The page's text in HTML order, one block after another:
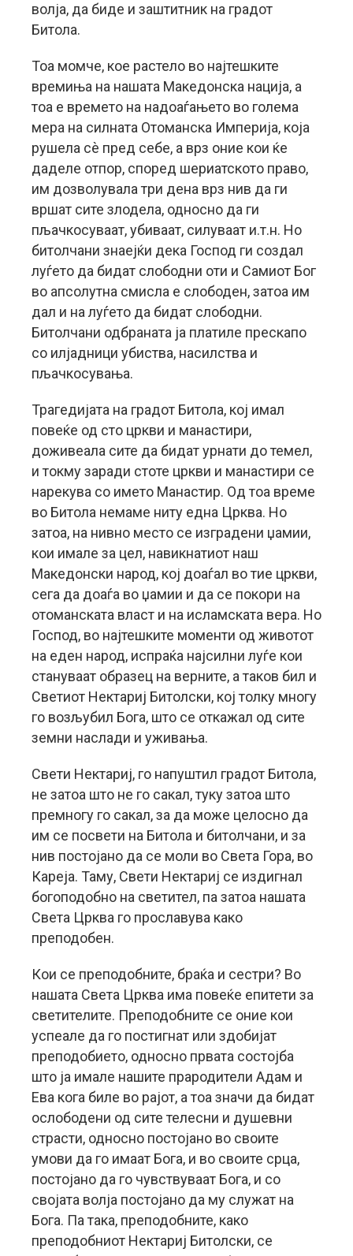
волја, да биде и заштитник на градот
Битола.
Тоа момче, кое растело во најтешките
времиња на нашата Македонска нација, а
тоа е времето на надоаѓањето во голема
мера на силната Отоманска Империја, која
рушела сѐ пред себе, а врз оние кои ќе
даделе отпор, според шериатското право,
им дозволувала три дена врз нив да ги
вршат сите злодела, односно да ги
пљачкосуваат, убиваат, силуваат и.т.н. Но
битолчани знаејќи дека Господ ги создал
луѓето да бидат слободни оти и Самиот Бог
во апсолутна смисла е слободен, затоа им
дал и на луѓето да бидат слободни.
Битолчани одбраната ја платиле прескапо
со илјадници убиства, насилства и
пљачкосувања.
Трагедијата на градот Битола, кој имал
повеќе од сто цркви и манастири,
доживеала сите да бидат урнати до темел,
и токму заради стоте цркви и манастири се
нарекува со името Манастир. Од тоа време
во Битола немаме ниту една Црква. Но
затоа, на нивно место се изградени џамии,
кои имале за цел, навикнатиот наш
Македонски народ, кој доаѓал во тие цркви,
сега да доаѓа во џамии и да се покори на
отоманската власт и на исламската вера. Но
Господ, во најтешките моменти од животот
на еден народ, испраќа најсилни луѓе кои
стануваат образец на верните, а таков бил и
Светиот Нектариј Битолски, кој толку многу
го возљубил Бога, што се откажал од сите
земни наслади и уживања.
Свети Нектариј, го напуштил градот Битола,
не затоа што не го сакал, туку затоа што
премногу го сакал, за да може целосно да
им се посвети на Битола и битолчани, и за
нив постојано да се моли во Света Гора, во
Кареја. Таму, Свети Нектариј се издигнал
богоподобно на светител, па затоа нашата
Света Црква го прославува како
преподобен.
Кои се преподобните, браќа и сестри? Во
нашата Света Црква има повеќе епитети за
светителите. Преподобните се оние кои
успеале да го постигнат или здобијат
преподобието, односно првата состојба
што ја имале нашите прародители Адам и
Ева кога биле во рајот, а тоа значи да бидат
ослободени од сите телесни и душевни
страсти, односно постојано во своите
умови да го имаат Бога, и во своите срца,
постојано да го чувствуваат Бога, и со
својата волја постојано да му служат на
Бога. Па така, преподобните, како
преподобниот Нектариј Битолски, се